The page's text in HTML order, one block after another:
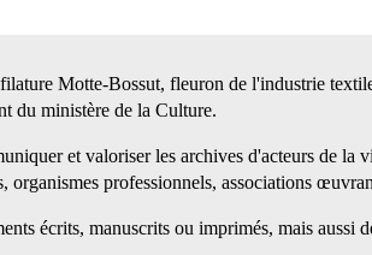
Motte-Bossut, fleuron de l'industrie
du ministère de la Culture.
et valoriser les archives d'acteurs de la
organismes professionnels, associations
écrits, manuscrits ou imprimés, mais aussi